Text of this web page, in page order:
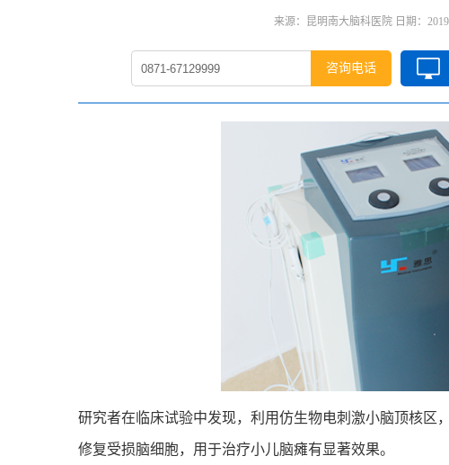
来源：昆明南大脑科医院 日期：
咨询电话
研究者在临床试验中发现，利用仿生物电刺激小脑顶核区
修复受损脑细胞，用于治疗小儿脑瘫有显著效果。